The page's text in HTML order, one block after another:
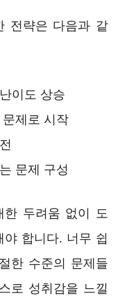
전략은 다음과 같
이도 상승
제로 시작
문제 구성
한 두려움 없이 도
합니다. 너무 쉽
한 수준의 문제들
로 성취감을 느낄